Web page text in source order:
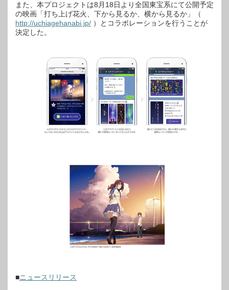
始
は
また、本プロジェクトは8月18日より全国東宝系にて公開予定
の映画「打ち上げ花火、下から見るか、横から見るか」（
http://uchiagehanabi.jp/ ）とコラボレーションを行うことが
決定した。
■ニュースリリース